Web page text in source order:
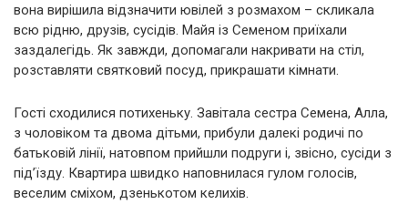
вона вирішила відзначити ювілей з розмахом – скликала
всю рідню, друзів, сусідів. Майя із Семеном приїхали
заздалегідь. Як завжди, допомагали накривати на стіл,
розставляти святковий посуд, прикрашати кімнати.
Гості сходилися потихеньку. Завітала сестра Семена, Алла,
з чоловіком та двома дітьми, прибули далекі родичі по
батьковій лінії, натовпом прийшли подруги і, звісно, сусіди з
під’їзду. Квартира швидко наповнилася гулом голосів,
веселим сміхом, дзенькотом келихів.